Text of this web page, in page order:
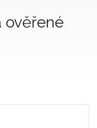
ověřené